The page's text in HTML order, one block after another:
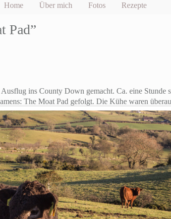
Home Über mich Fotos Rezepte
Pad”
ins County Down gemacht. Ca. eine Stunde
The Moat Pad gefolgt. Die Kühe waren